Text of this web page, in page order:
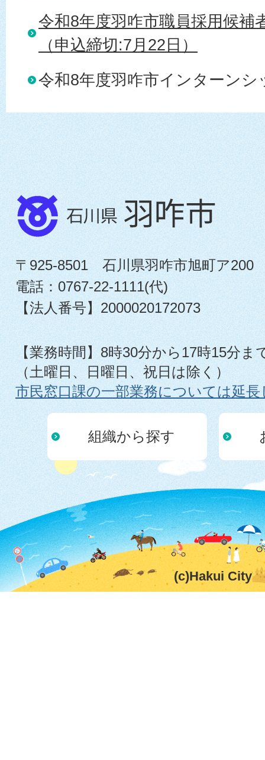
令和8年度羽咋市職員採用候補
（申込締切:7月22日）
令和8年度羽咋市インターンシ
〒925-8501 石川県羽咋市旭町ア200
電話：0767-22-1111(代)
【法人番号】2000020172073
【業務時間】8時30分から17時15分ま
（土曜日、日曜日、祝日は除く）
市民窓口課の一部業務については延
組織から探す
(c)Hakui City